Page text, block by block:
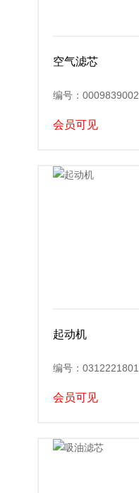
空气滤芯
编号：0009839002
会员可见
起动机
编号：0312221801
会员可见